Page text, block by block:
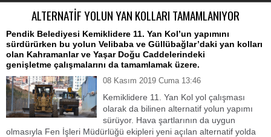
ALTERNATİF YOLUN YAN KOLLARI TAMAMLANIYOR
Pendik Belediyesi Kemiklidere 11. Yan Kol’un yapımını
sürdürürken bu yolun Velibaba ve Güllübağlar’daki yan kolları
olan Kahramanlar ve Yaşar Doğu Caddelerindeki
genişletme çalışmalarını da tamamlamak üzere.
08 Kasım 2019 Cuma 13:46
Kemiklidere 11. Yan Kol yol çalışması
olarak da bilinen alternatif yolun yapımı
sürüyor. Hava şartlarının da uygun
olmasıyla Fen İşleri Müdürlüğü ekipleri yeni açılan alternatif yolda